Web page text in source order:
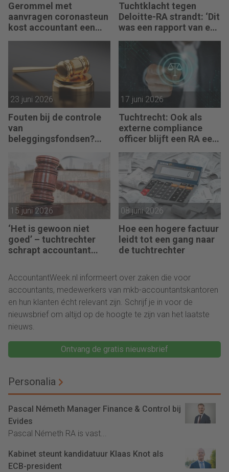
Gerommel met
aanvragen coronasteun
kost accountant een
maand doorhaling
Tuchtklacht tegen
Deloitte-RA strandt: ‘Dit
was een rapport van een
partijdeskundige’
23 juni 2026
Fouten bij de controle
van
beleggingsfondsen?
17 juni 2026
Tuchtrecht: Ook als
externe compliance
officer blijft een RA een
15 juni 2026
‘Het is gewoon niet
goed’ – tuchtrechter
schrapt accountant
08 juni 2026
Hoe een hogere factuur
leidt tot een gang naar
de tuchtrechter
AccountantWeek.nl informeert over zaken die voor
accountants, medewerkers van mkb-accountantskantoren
en hun klanten écht relevant zijn. Schrijf je in voor de
nieuwsbrief om altijd op de hoogte te zijn van het laatste
nieuws.
Ontvang de gratis nieuwsbrief
Personalia
Pascal Németh Manager Finance & Control bij
Evides
Pascal Németh RA is vast...
Kabinet steunt kandidatuur Klaas Knot als
ECB-president